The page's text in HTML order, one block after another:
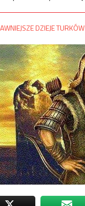
DZIEJE TURKÓW